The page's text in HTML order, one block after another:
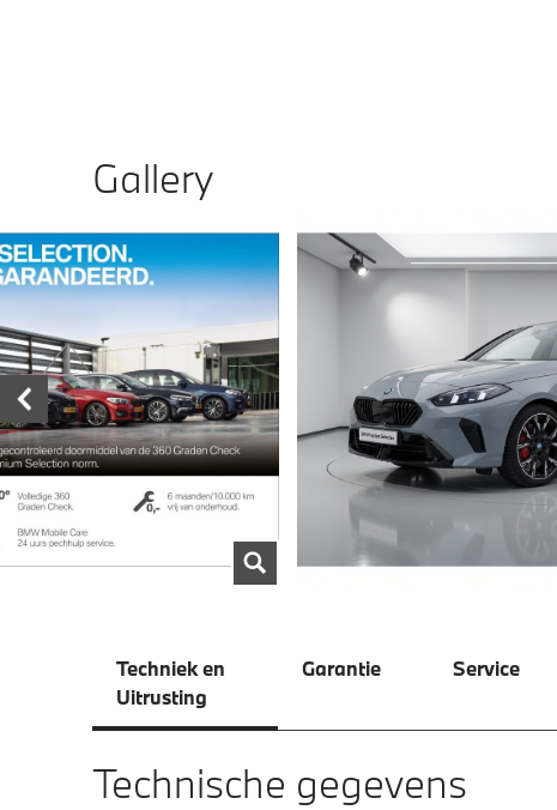
Gallery
Techniek en
Uitrusting
Garantie Service
Technische gegevens